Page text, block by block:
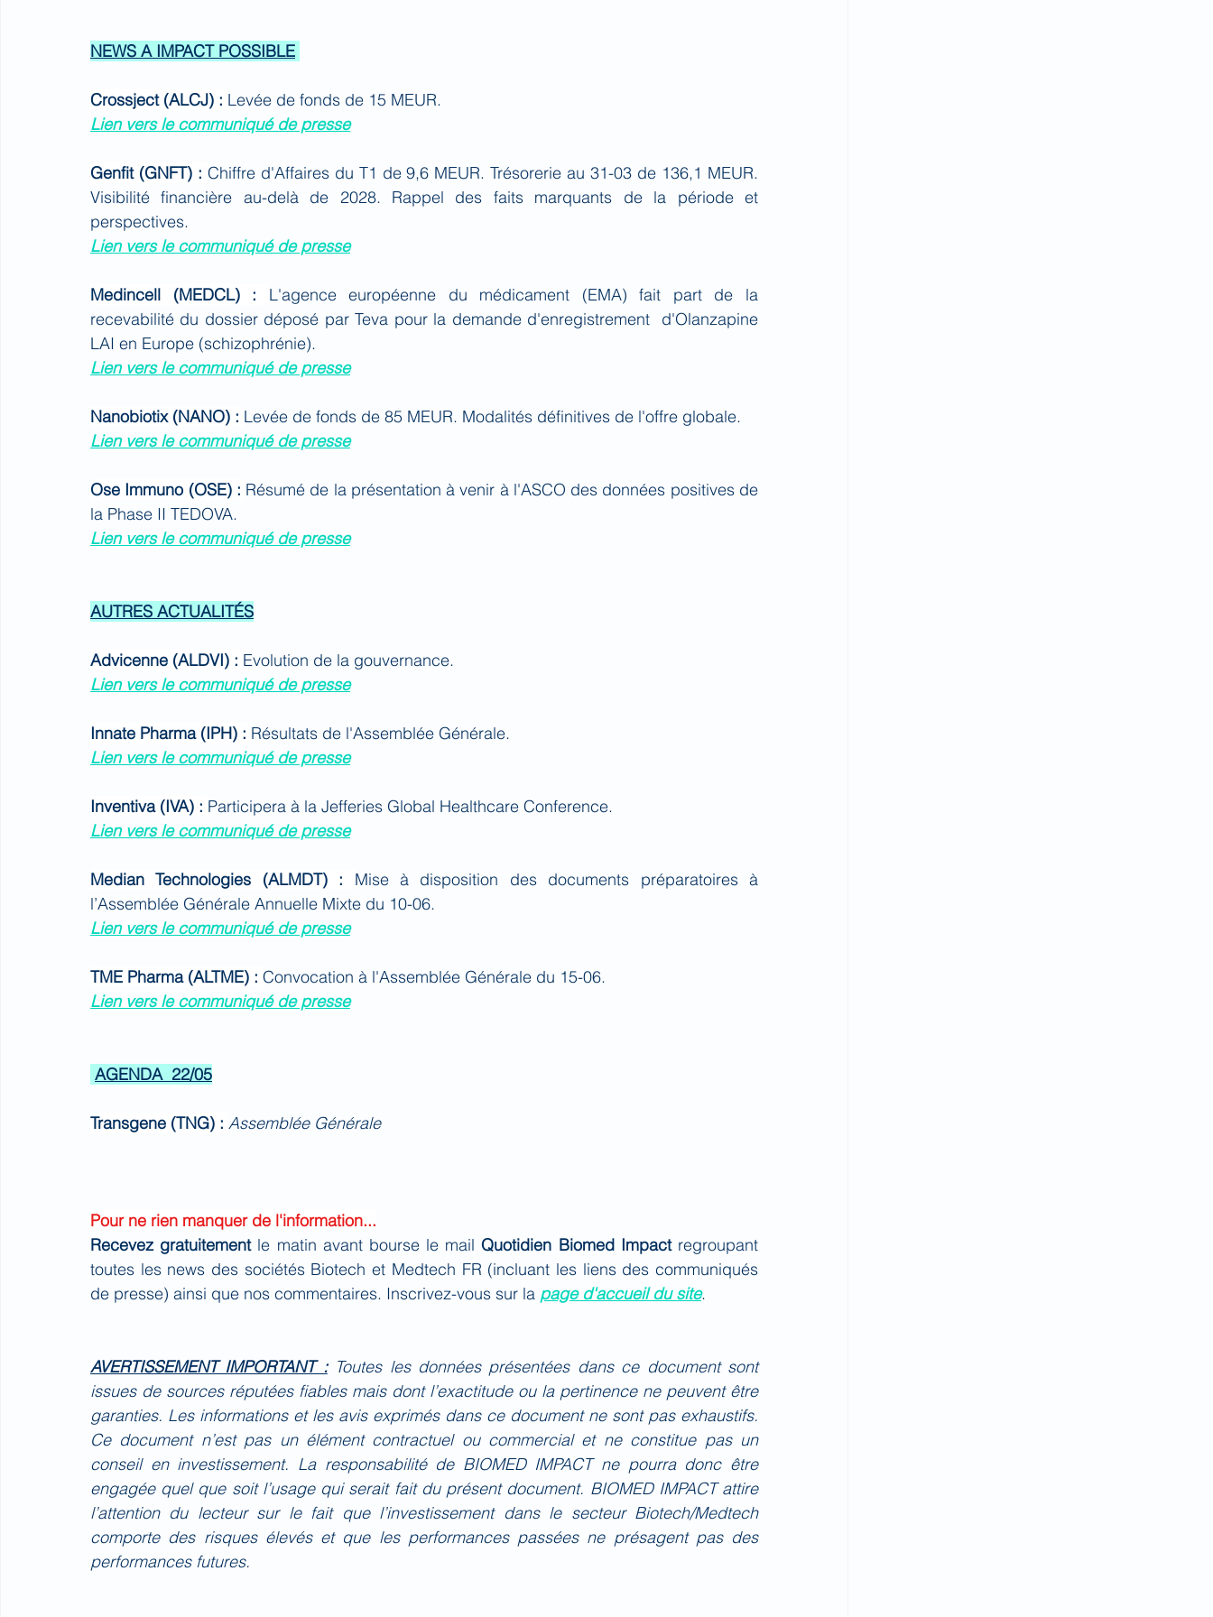
NEWS A IMPACT POSSIBLE
Crossject (ALCJ) : Levée de fonds de 15 MEUR.
Lien vers le communiqué de presse
Genfit (GNFT) : Chiffre d'Affaires du T1 de 9,6 MEUR. Trésorerie au 31-03 de 136,1 MEUR.
Visibilité financière au-delà de 2028. Rappel des faits marquants de la période et
perspectives.
Lien vers le communiqué de presse
Medincell (MEDCL) : L'agence européenne du médicament (EMA) fait part de la
recevabilité du dossier déposé par Teva pour la demande d'enregistrement  d'Olanzapine
LAI en Europe (schizophrénie).
Lien vers le communiqué de presse
Nanobiotix (NANO) : Levée de fonds de 85 MEUR. Modalités définitives de l'offre globale.
Lien vers le communiqué de presse
Ose Immuno (OSE) : Résumé de la présentation à venir à l'ASCO des données positives de
la Phase II TEDOVA.
Lien vers le communiqué de presse
AUTRES ACTUALITÉS
Advicenne (ALDVI) : Evolution de la gouvernance.
Lien vers le communiqué de presse
Innate Pharma (IPH) : Résultats de l'Assemblée Générale.
Lien vers le communiqué de presse
Inventiva (IVA) : Participera à la Jefferies Global Healthcare Conference.
Lien vers le communiqué de presse
Median Technologies (ALMDT) : Mise à disposition des documents préparatoires à
l’Assemblée Générale Annuelle Mixte du 10-06.
Lien vers le communiqué de presse
TME Pharma (ALTME) : Convocation à l'Assemblée Générale du 15-06.
Lien vers le communiqué de presse
AGENDA  22/05
Transgene (TNG) : Assemblée Générale
Pour ne rien manquer de l'information...
Recevez gratuitement le matin avant bourse le mail Quotidien Biomed Impact regroupant
toutes les news des sociétés Biotech et Medtech FR (incluant les liens des communiqués
de presse) ainsi que nos commentaires. Inscrivez-vous sur la page d'accueil du site.
AVERTISSEMENT IMPORTANT : Toutes les données présentées dans ce document sont
issues de sources réputées fiables mais dont l’exactitude ou la pertinence ne peuvent être
garanties. Les informations et les avis exprimés dans ce document ne sont pas exhaustifs.
Ce document n’est pas un élément contractuel ou commercial et ne constitue pas un
conseil en investissement. La responsabilité de BIOMED IMPACT ne pourra donc être
engagée quel que soit l’usage qui serait fait du présent document. BIOMED IMPACT attire
l’attention du lecteur sur le fait que l’investissement dans le secteur Biotech/Medtech
comporte des risques élevés et que les performances passées ne présagent pas des
performances futures.